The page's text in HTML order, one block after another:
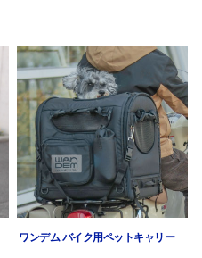
ワンデム バイク用ペットキャリー